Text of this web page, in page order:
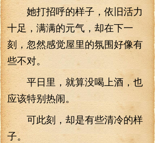
她打招呼的样子，依旧活力
十足，满满的元气，却在下一
刻，忽然感觉屋里的氛围好像有
些不对。
平日里，就算没喝上酒，也
应该特别热闹。
可此刻，却是有些清冷的样
子。